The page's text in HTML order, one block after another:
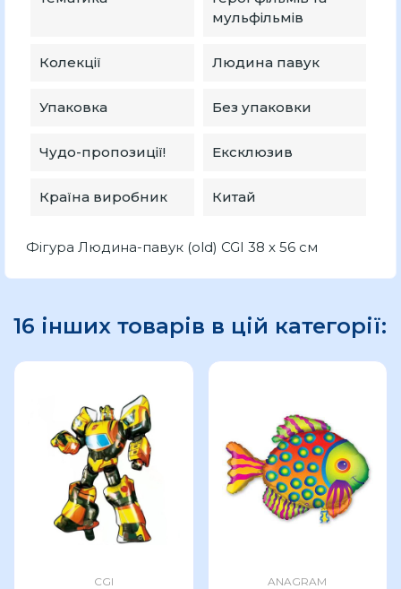
мульфільмів
Колекції Людина павук
Упаковка Без упаковки
Чудо-пропозиції! Ексклюзив
Країна виробник Китай
Фігура Людина-павук (old) CGI 38 x 56 см
16 інших товарів в цій категорії:
CGI ANAGRAM